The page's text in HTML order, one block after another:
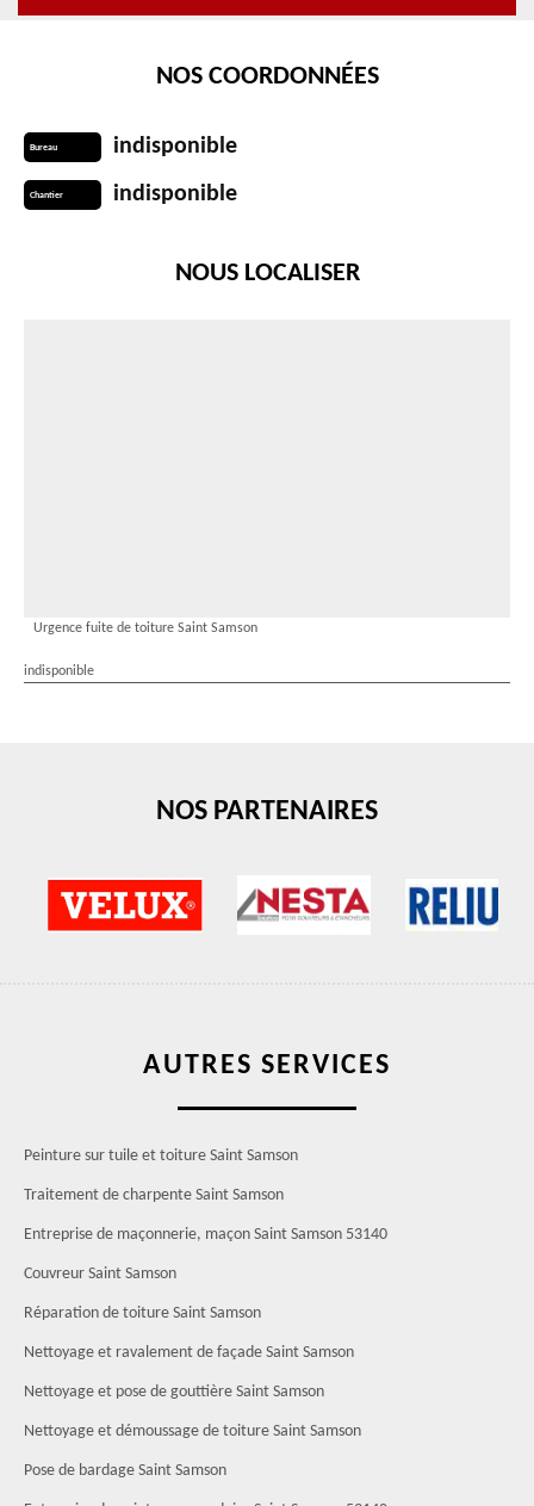
NOS COORDONNÉES
Bureau indisponible
Chantier indisponible
NOUS LOCALISER
Urgence fuite de toiture Saint Samson
indisponible
NOS PARTENAIRES
AUTRES SERVICES
Peinture sur tuile et toiture Saint Samson
Traitement de charpente Saint Samson
Entreprise de maçonnerie, maçon Saint Samson 53140
Couvreur Saint Samson
Réparation de toiture Saint Samson
Nettoyage et ravalement de façade Saint Samson
Nettoyage et pose de gouttière Saint Samson
Nettoyage et démoussage de toiture Saint Samson
Pose de bardage Saint Samson